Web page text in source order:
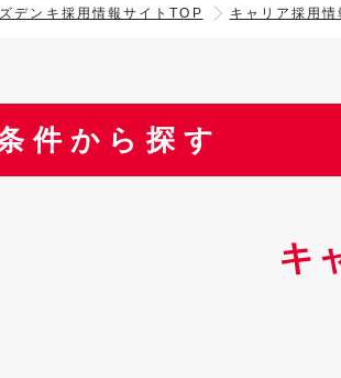
デンキ採用情報サイトTOP キャリア採用
件から探す
キ